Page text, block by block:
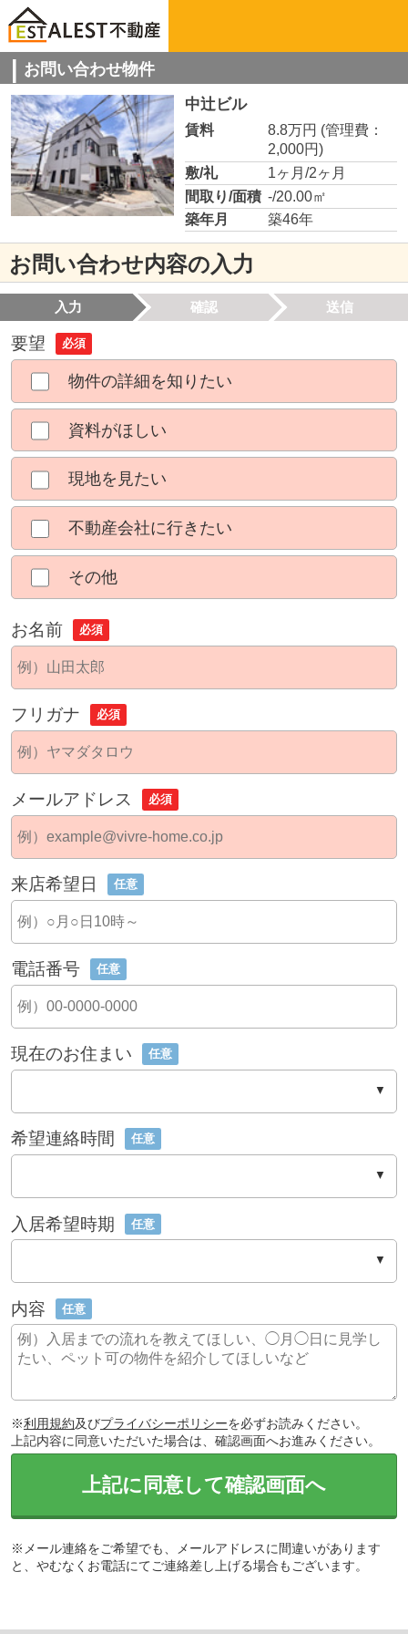
お問い合わせ物件
中辻ビル
賃料 8.8万円 (管理費：
2,000円)
敷/礼
1ヶ月/2ヶ月
間取り/面積 -/20.00㎡
築年月
築46年
お問い合わせ内容の入力
入力 確認 送信
要望 必須
物件の詳細を知りたい
資料がほしい
現地を見たい
不動産会社に行きたい
その他
お名前 必須
フリガナ 必須
メールアドレス 必須
来店希望日 任意
電話番号 任意
現在のお住まい 任意
希望連絡時間 任意
入居希望時期 任意
内容 任意
※利用規約及びプライバシーポリシーを必ずお読みください。
上記内容に同意いただいた場合は、確認画面へお進みください。
上記に同意して確認画面へ
※メール連絡をご希望でも、メールアドレスに間違いがあります
と、やむなくお電話にてご連絡差し上げる場合もございます。